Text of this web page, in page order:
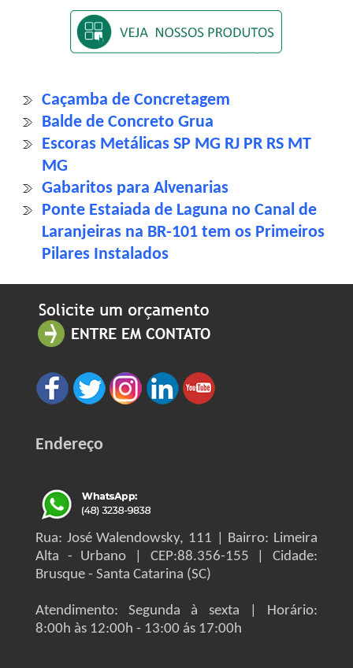
Caçamba de Concretagem
Balde de Concreto Grua
Escoras Metálicas SP MG RJ PR RS MT
MG
Gabaritos para Alvenarias
Ponte Estaiada de Laguna no Canal de
Laranjeiras na BR-101 tem os Primeiros
Pilares Instalados
Endereço
Rua: José Walendowsky, 111 | Bairro: Limeira
Alta - Urbano | CEP:88.356-155 | Cidade:
Brusque - Santa Catarina (SC)
Atendimento: Segunda à sexta | Horário:
8:00h às 12:00h - 13:00 ás 17:00h